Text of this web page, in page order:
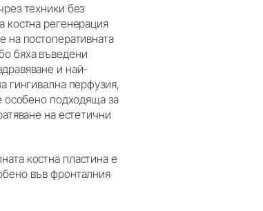
техники без
костна регенерация
на постоперативната
бяха въведени
и най-
гингивална перфузия,
особено подходяща за
на естетични
костна пластина е
във фронталния